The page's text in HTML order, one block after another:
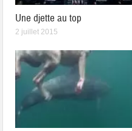
Une djette au top
2 juillet 2015